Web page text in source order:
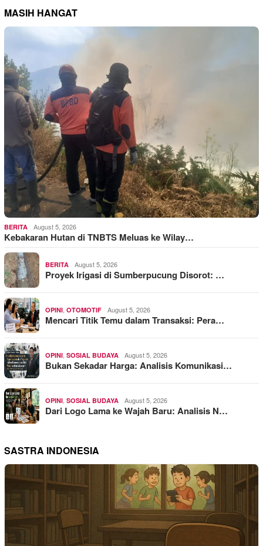
MASIH HANGAT
BERITA August 5, 2026
Kebakaran Hutan di TNBTS Meluas ke Wilay…
BERITA August 5, 2026
Proyek Irigasi di Sumberpucung Disorot: …
OPINI OTOMOTIF August 5, 2026
Mencari Titik Temu dalam Transaksi: Pera…
OPINI SOSIAL BUDAYA August 5, 2026
Bukan Sekadar Harga: Analisis Komunikasi…
OPINI SOSIAL BUDAYA August 5, 2026
Dari Logo Lama ke Wajah Baru: Analisis N…
SASTRA INDONESIA